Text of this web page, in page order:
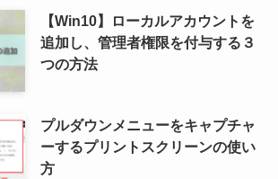
【Win10】ローカルアカウントを
追加し、管理者権限を付与する３
つの方法
プルダウンメニューをキャプチャ
ーするプリントスクリーンの使い
方